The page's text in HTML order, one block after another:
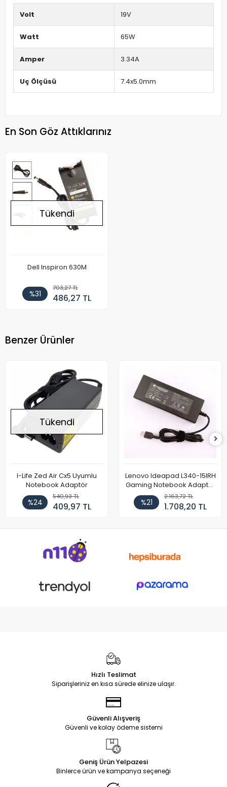
Volt 19V
Watt 65W
Amper 3.34A
Uç Ölçüsü 7.4x5.0mm
En Son Göz Attıklarınız
Tükendi
Dell Inspiron 630M
%31
703,27 TL
486,27 TL
Benzer Ürünler
Tükendi
I-Life Zed Air Cx5 Uyumlu
Notebook Adaptör
%24
540,93 TL
409,97 TL
Lenovo Ideapad L340-15IRH
Gaming Notebook Adaptör
Cihazı Şarj Aleti (150W)
%21
2.163,72 TL
1.708,20 TL
Hızlı Teslimat
Siparişleriniz en kısa sürede elinize ulaşır.
Güvenli Alışveriş
Güvenli ve kolay ödeme sistemi
Geniş Ürün Yelpazesi
Binlerce ürün ve kampanya seçeneği